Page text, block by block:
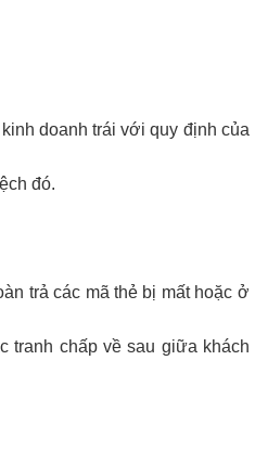
doanh trái với quy định của
đó.
trả các mã thẻ bị mất hoặc ở
tranh chấp về sau giữa khách